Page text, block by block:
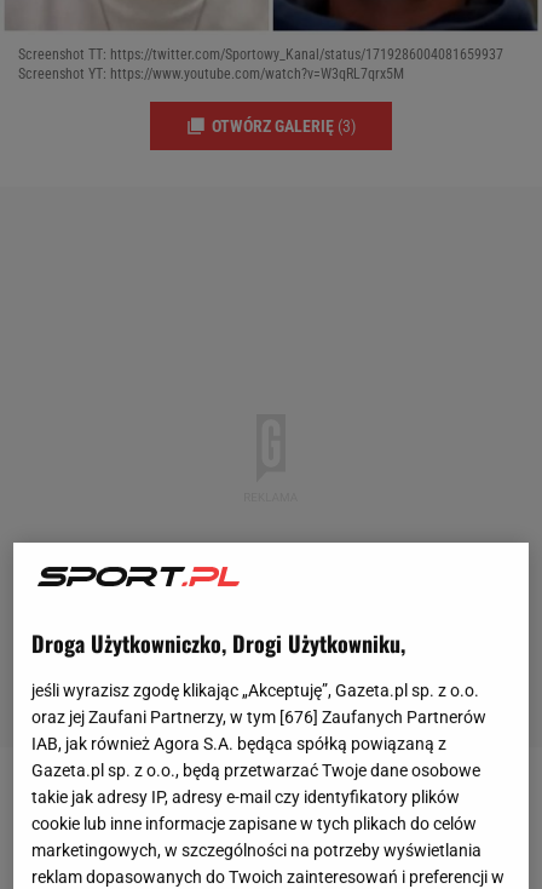
Screenshot TT: https://twitter.com/Sportowy_Kanal/status/1719286004081659937
Screenshot YT: https://www.youtube.com/watch?v=W3qRL7qrx5M
OTWÓRZ GALERIĘ (3)
Reprezentacja Polski zawiodła w meczach z
Wyspami Owczymi oraz Mołdawią. Nie zagrała
wielkiego meczu z Farerami i na wyjeździe wygrała
Droga Użytkowniczko, Drogi Użytkowniku,
jeśli wyrazisz zgodę klikając „Akceptuję”, Gazeta.pl sp. z o.o.
oraz jej Zaufani Partnerzy, w tym [676] Zaufanych Partnerów
IAB, jak również Agora S.A. będąca spółką powiązaną z
Gazeta.pl sp. z o.o., będą przetwarzać Twoje dane osobowe
takie jak adresy IP, adresy e-mail czy identyfikatory plików
cookie lub inne informacje zapisane w tych plikach do celów
marketingowych, w szczególności na potrzeby wyświetlania
reklam dopasowanych do Twoich zainteresowań i preferencji w